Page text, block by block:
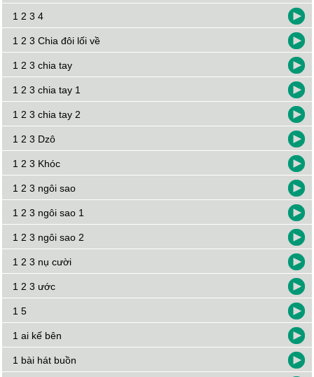
1 2 3 4
1 2 3 Chia đôi lối về
1 2 3 chia tay
1 2 3 chia tay 1
1 2 3 chia tay 2
1 2 3 Dzô
1 2 3 Khóc
1 2 3 ngôi sao
1 2 3 ngôi sao 1
1 2 3 ngôi sao 2
1 2 3 nụ cười
1 2 3 ước
1 5
1 ai kế bên
1 bài hát buồn